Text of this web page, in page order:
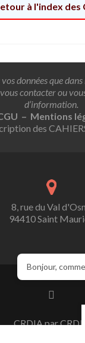
à l'index des
données que
contacter ou
d’information.
– Mentions
des
8, rue du Val
94410 Saint
CRDIA par CRDIA
Bonjour,